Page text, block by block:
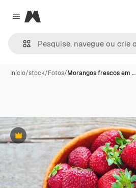
Close menu
Magnific
Início/stock/Fotos/Morangos frescos em …
Premium